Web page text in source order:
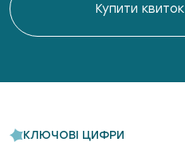
Купити квиток
КЛЮЧОВІ ЦИФРИ